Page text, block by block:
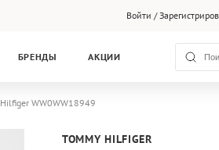
Войти /
БРЕНДЫ АКЦИИ
WW0WW18949
TOMMY HILFIGER